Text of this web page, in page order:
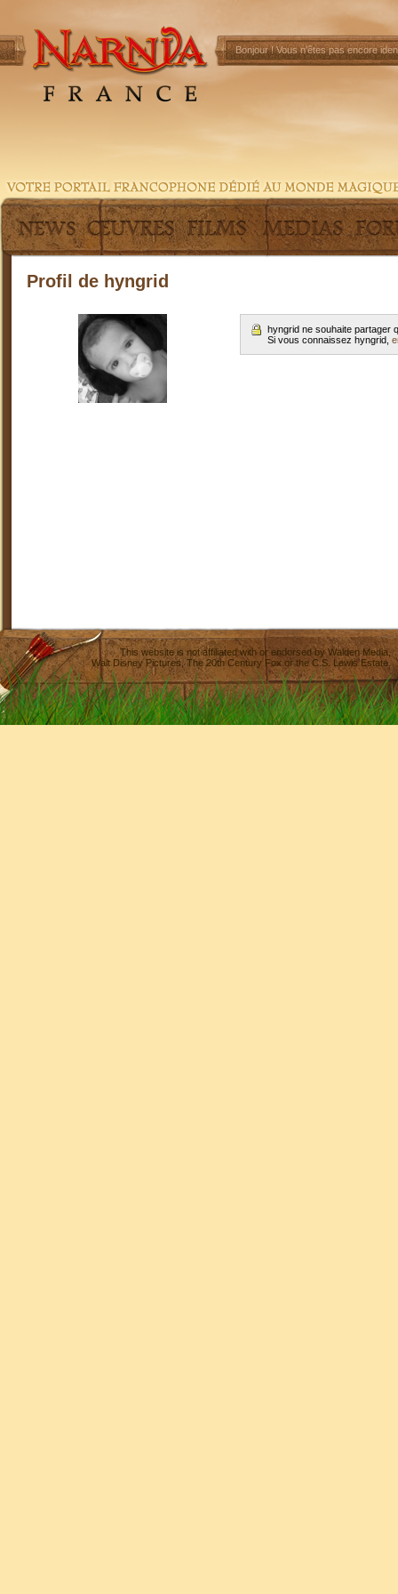
Bonjour !Vous n'êtes pas encore
Profil de hyngrid
hyngrid ne souhaite partager
Si vous connaissez hyngrid,
This website is not affiliated with or endorsed byWalden Media
Walt Disney Pictures,The 20th Century Fox or the C.S. Lewis Estate.